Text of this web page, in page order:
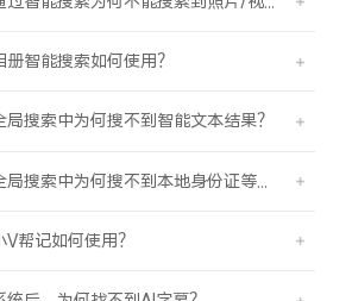
智能搜索如何使用？
搜索中为何搜不到智能文本结果？
帮记如何使用？